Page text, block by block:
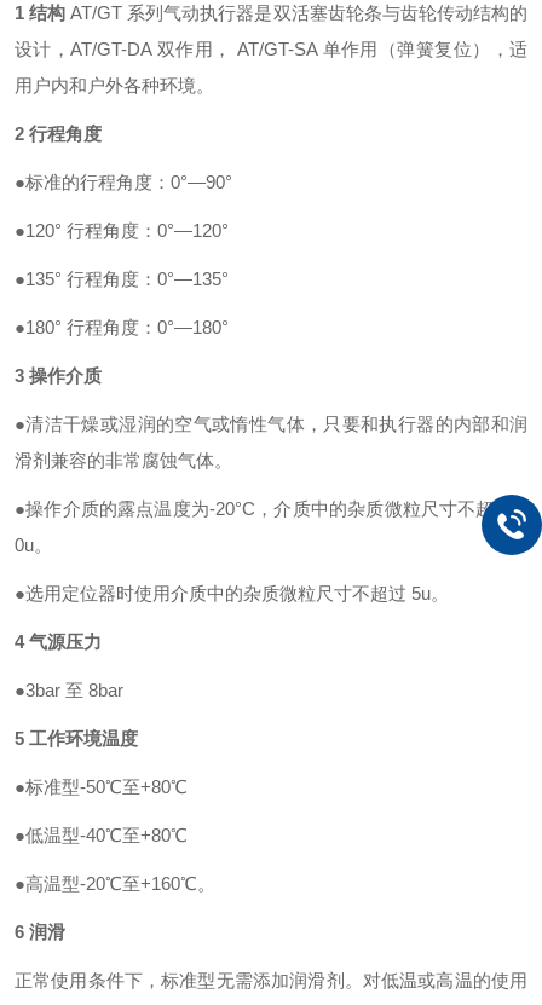
1结构AT/GT 系列气动执行器是双活塞齿轮条与齿轮传动结构的
设计，AT/GT-DA 双作用，AT/GT-SA 单作用（弹簧复位），适
用户内和户外各种环境。
2 行程角度
●标准的行程角度： 0°—90°
●120° 行程角度： 0°—120°
●135° 行程角度： 0°—135°
●180° 行程角度： 0°—180°
3 操作介质
●清洁干燥或湿润的空气或惰性气体，只要和执行器的内部和润
滑剂兼容的非常腐蚀气体。
●操作介质的露点温度为-20°C ，介质中的杂质微粒尺寸不超过3
0u。
●选用定位器时使用介质中的杂质微粒尺寸不超过 5u。
4气源压力
●3bar 至 8bar
5 工作环境温度
●标准型-50℃至+80℃
●低温型-40℃至+80℃
●高温型-20℃至+160℃。
6 润滑
正常使用条件下，标准型无需添加润滑剂。对低温或高温的使用